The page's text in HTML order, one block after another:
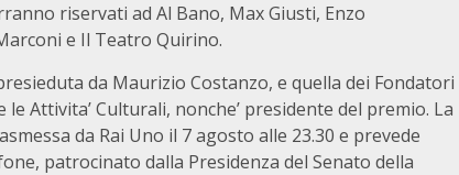
riservati ad Al Bano, Max Giusti, Enzo
e Il Teatro Quirino.
da Maurizio Costanzo, e quella dei Fondatori
Attivita’ Culturali, nonche’ presidente del premio. La
da Rai Uno il 7 agosto alle 23.30 e prevede
patrocinato dalla Presidenza del Senato della